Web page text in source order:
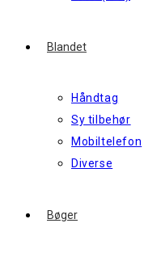
Blandet
Håndtag
Sy tilbehør
Mobiltelefon
Diverse
Bøger